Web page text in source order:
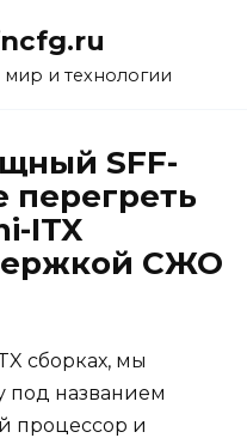
и технологии
SFF-
перегреть
ITX
СЖО
сборках, мы
под названием
процессор и